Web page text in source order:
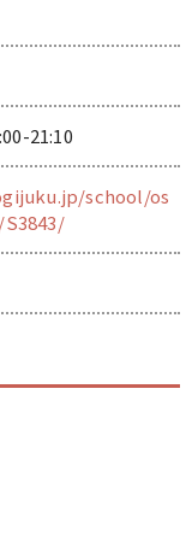
21:10
school/os